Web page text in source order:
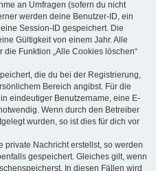
an Umfragen (sofern du nicht
werden deine Benutzer-ID, ein
Session-ID gespeichert. Die
Gültigkeit von einem Jahr. Alle
Funktion „Alle Cookies löschen“
die du bei der Registrierung,
Bereich angibst. Für die
eindeutiger Benutzername, eine E-
Wenn durch den Betreiber
wurden, so ist dies für dich vor
private Nachricht erstellst, so werden
gespeichert. Gleiches gilt, wenn
In diesen Fällen wird